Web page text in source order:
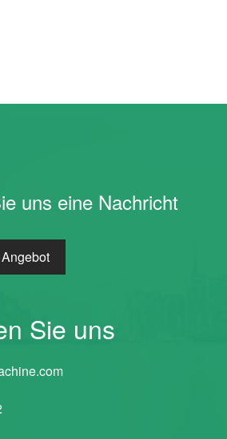
uns eine Nachricht
Sie uns